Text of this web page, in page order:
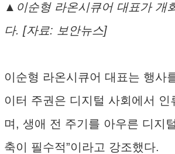
▲이순형 라온시큐어 대표가 개
다. [자료: 보안뉴스]
이순형 라온시큐어 대표는 행사
이터 주권은 디지털 사회에서 인
며, 생애 전 주기를 아우른 디지
축이 필수적”이라고 강조했다.